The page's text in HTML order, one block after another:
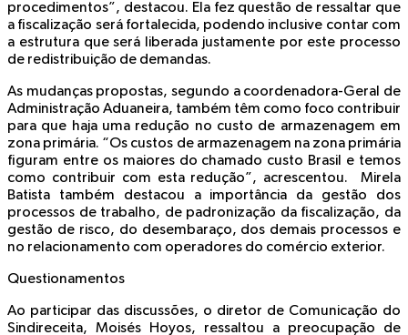
procedimentos”, destacou. Ela fez questão de ressaltar que
a fiscalização será fortalecida, podendo inclusive contar com
a estrutura que será liberada justamente por este processo
de redistribuição de demandas.
As mudanças propostas, segundo a coordenadora-Geral de
Administração Aduaneira, também têm como foco contribuir
para que haja uma redução no custo de armazenagem em
zona primária. “Os custos de armazenagem na zona primária
figuram entre os maiores do chamado custo Brasil e temos
como contribuir com esta redução”, acrescentou. Mirela
Batista também destacou a importância da gestão dos
processos de trabalho, de padronização da fiscalização, da
gestão de risco, do desembaraço, dos demais processos e
no relacionamento com operadores do comércio exterior.
Questionamentos
Ao participar das discussões, o diretor de Comunicação do
Sindireceita, Moisés Hoyos, ressaltou a preocupação de